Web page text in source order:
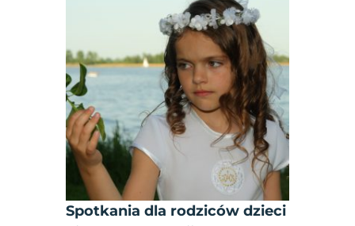
Spotkania dla rodziców dzieci